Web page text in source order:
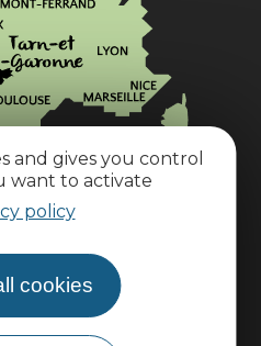
and gives you control
want to activate
policy
cookies